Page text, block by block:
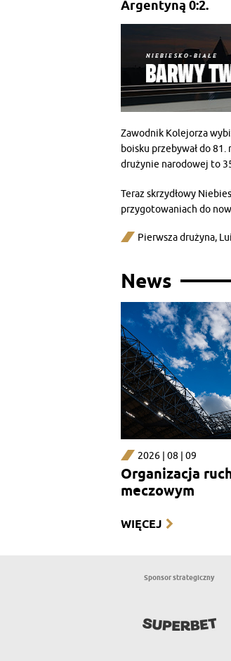
Argentyną 0:2.
Zawodnik Kolejorza
boisku przebywał do
drużynie narodowej to
Teraz skrzydłowy
przygotowaniach do
Pierwsza drużyna,
News
2026 | 08 | 09
Organizacja
meczowym
WIĘCEJ
Sponsor strategiczny